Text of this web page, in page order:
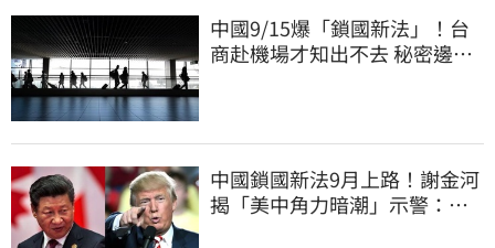
中國9/15爆「鎖國新法」！台
商赴機場才知出不去 秘密邊控
中國鎖國新法9月上路！謝金河
揭「美中角力暗潮」示警：台